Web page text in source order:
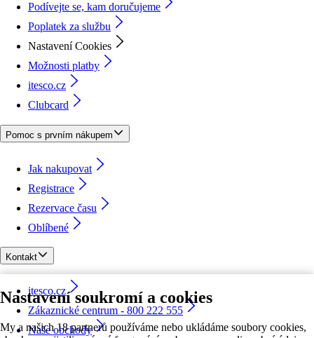
Nastavení soukromí a cookies
My a našich 18 partnerů používáme nebo ukládáme soubory cookies,
Podívejte se, kam doručujeme
Poplatek za službu
Nastavení Cookies
Možnosti platby
itesco.cz
Clubcard
Pomoc s prvním nákupem
Jak nakupovat
Registrace
Rezervace času
Oblíbené
Kontakt
itesco.cz
Zákaznické centrum - 800 222 555
Naše obchody